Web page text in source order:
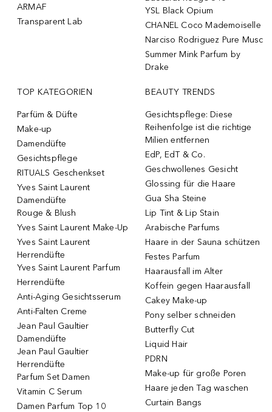
ARMAF
Transparent Lab
YSL Black Opium
CHANEL Coco Mademoiselle
Narciso Rodriguez Pure Musc
Summer Mink Parfum by
Drake
TOP KATEGORIEN
Parfüm & Düfte
Make-up
Damendüfte
Gesichtspflege
RITUALS Geschenkset
Yves Saint Laurent
Damendüfte
Rouge & Blush
Yves Saint Laurent Make-Up
Yves Saint Laurent
Herrendüfte
Yves Saint Laurent Parfum
Herrendüfte
Anti-Aging Gesichtsserum
Anti-Falten Creme
Jean Paul Gaultier
Damendüfte
Jean Paul Gaultier
Herrendüfte
Parfum Set Damen
Vitamin C Serum
Damen Parfum Top 10
BEAUTY TRENDS
Gesichtspflege: Diese
Reihenfolge ist die richtige
Milien entfernen
EdP, EdT & Co.
Geschwollenes Gesicht
Glossing für die Haare
Gua Sha Steine
Lip Tint & Lip Stain
Arabische Parfums
Haare in der Sauna schützen
Festes Parfum
Haarausfall im Alter
Koffein gegen Haarausfall
Cakey Make-up
Pony selber schneiden
Butterfly Cut
Liquid Hair
PDRN
Make-up für große Poren
Haare jeden Tag waschen
Curtain Bangs